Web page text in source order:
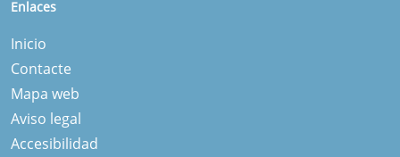
Enlaces
Inicio
Contacte
Mapa web
Aviso legal
Accesibilidad